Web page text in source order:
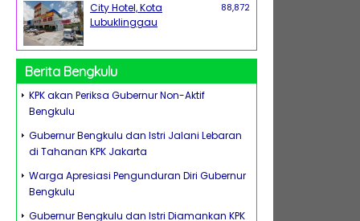
City Hotel, Kota
Lubuklinggau
88,872
Berita Bengkulu
KPK akan Periksa Gubernur Non-Aktif
Bengkulu
Gubernur Bengkulu dan Istri Jalani Lebaran
di Tahanan KPK Jakarta
Warga Apresiasi Pengunduran Diri Gubernur
Bengkulu
Gubernur Bengkulu dan Istri Diamankan KPK